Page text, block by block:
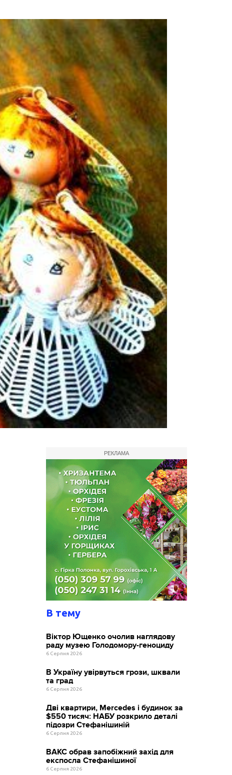
РЕКЛАМА
В тему
Віктор Ющенко очолив наглядову
раду музею Голодомору-геноциду
6 Серпня 2026
В Україну увірвуться грози, шквали
та град
6 Серпня 2026
Дві квартири, Mercedes і будинок за
$550 тисяч: НАБУ розкрило деталі
підозри Стефанішиній
6 Серпня 2026
ВАКС обрав запобіжний захід для
експосла Стефанішиної
6 Серпня 2026